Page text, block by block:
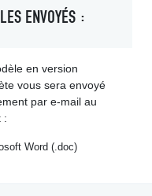
ENVOYÉS :
en version
vous sera envoyé
par e-mail au
:
Word (.doc)